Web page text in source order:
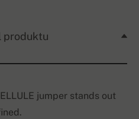
produktu
jumper stands out